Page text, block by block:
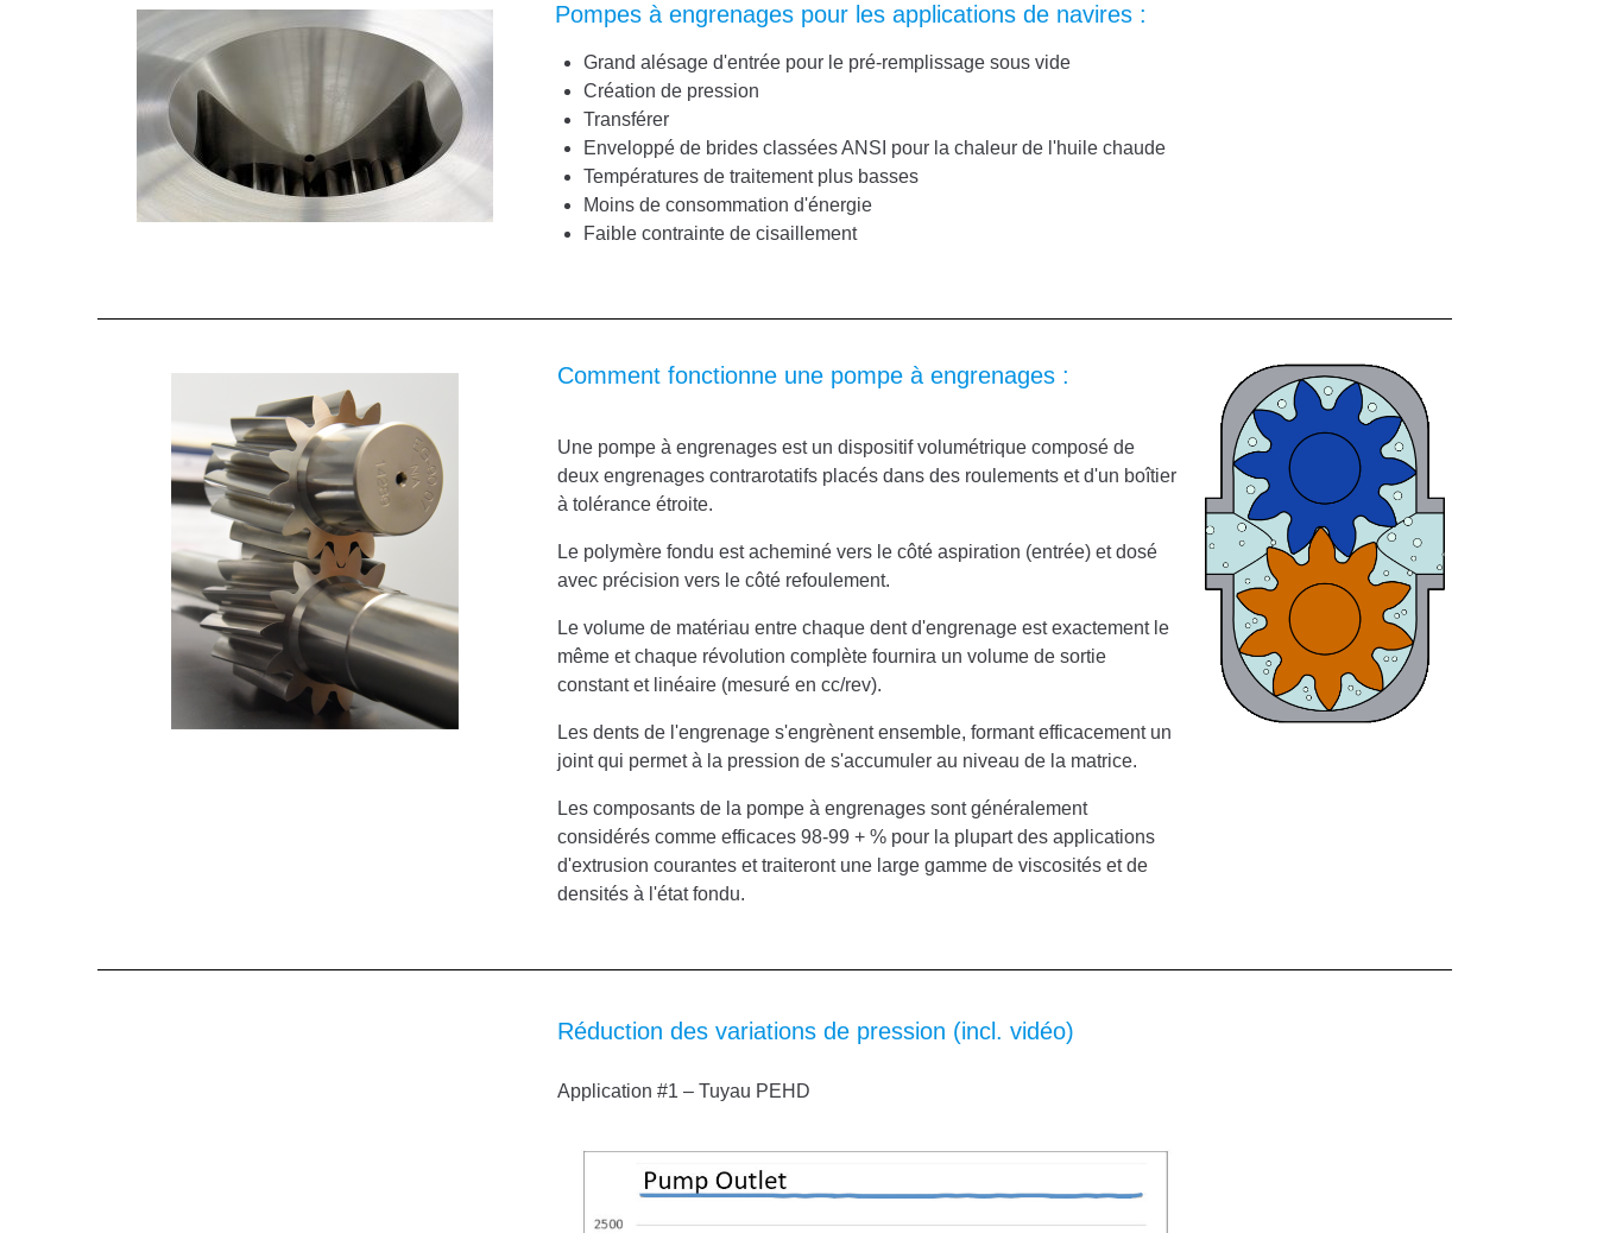
Pompes à engrenages pour les applications de navires :
Grand alésage d'entrée pour le pré-remplissage sous vide
Création de pression
Transférer
Enveloppé de brides classées ANSI pour la chaleur de l'huile chaude
Températures de traitement plus basses
Moins de consommation d'énergie
Faible contrainte de cisaillement
Comment fonctionne une pompe à engrenages :
Une pompe à engrenages est un dispositif volumétrique composé de
deux engrenages contrarotatifs placés dans des roulements et d'un boîtier
à tolérance étroite.
Le polymère fondu est acheminé vers le côté aspiration (entrée) et dosé
avec précision vers le côté refoulement.
Le volume de matériau entre chaque dent d'engrenage est exactement le
même et chaque révolution complète fournira un volume de sortie
constant et linéaire (mesuré en cc/rev).
Les dents de l'engrenage s'engrènent ensemble, formant efficacement un
joint qui permet à la pression de s'accumuler au niveau de la matrice.
Les composants de la pompe à engrenages sont généralement
considérés comme efficaces 98-99 + % pour la plupart des applications
d'extrusion courantes et traiteront une large gamme de viscosités et de
densités à l'état fondu.
Réduction des variations de pression (incl. vidéo)
Application #1 – Tuyau PEHD